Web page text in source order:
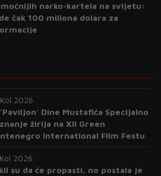
narko-kartela na svijetu:
čak 100 miliona dolara za
2026
Dine Mustafića Specijalno
žirija na XII Green
International Film Festu
2026
su da će propasti, no postala je